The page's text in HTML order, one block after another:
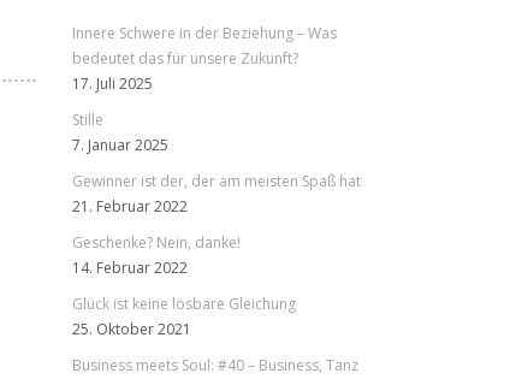
Innere Schwere in der Beziehung – Was
bedeutet das für unsere Zukunft?
17. Juli 2025
Stille
7. Januar 2025
Gewinner ist der, der am meisten Spaß hat
21. Februar 2022
Geschenke? Nein, danke!
14. Februar 2022
Glück ist keine lösbare Gleichung
25. Oktober 2021
Business meets Soul: #40 – Business, Tanz